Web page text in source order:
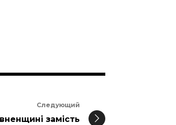
Следующий
замість